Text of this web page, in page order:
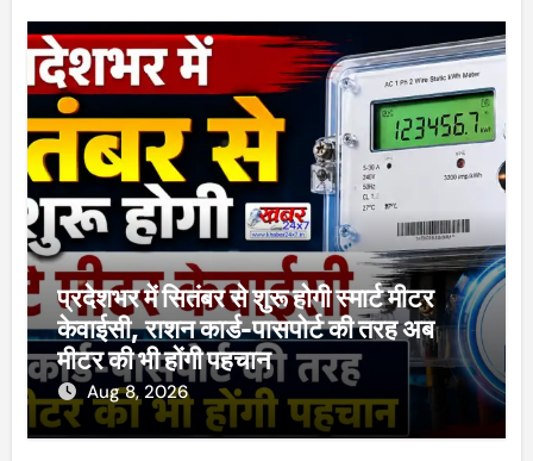
प्रदेशभर में सितंबर से शुरू होगी स्मार्ट मीटर
केवाईसी, राशन कार्ड-पासपोर्ट की तरह अब
मीटर की भी होंगी पहचान
Aug 8, 2026